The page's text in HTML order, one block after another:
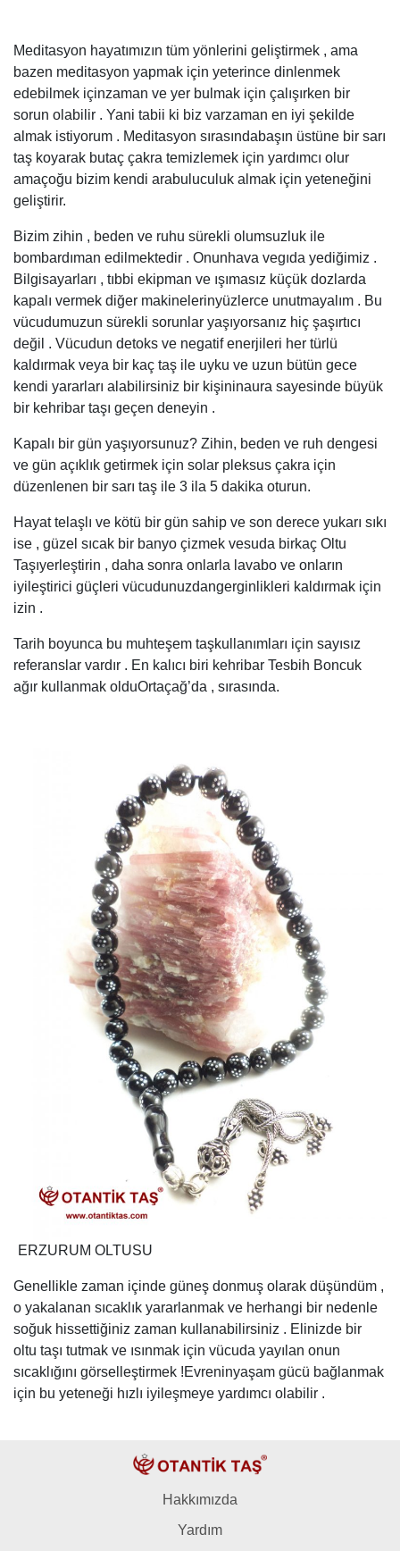
Meditasyon hayatımızın tüm yönlerini geliştirmek , ama
bazen meditasyon yapmak için yeterince dinlenmek
edebilmek içinzaman ve yer bulmak için çalışırken bir
sorun olabilir . Yani tabii ki biz varzaman en iyi şekilde
almak istiyorum . Meditasyon sırasındabaşın üstüne bir sarı
taş koyarak butaç çakra temizlemek için yardımcı olur
amaçoğu bizim kendi arabuluculuk almak için yeteneğini
geliştirir.
Bizim zihin , beden ve ruhu sürekli olumsuzluk ile
bombardıman edilmektedir . Onunhava vegıda yediğimiz .
Bilgisayarları , tıbbi ekipman ve ışımasız küçük dozlarda
kapalı vermek diğer makinelerinyüzlerce unutmayalım . Bu
vücudumuzun sürekli sorunlar yaşıyorsanız hiç şaşırtıcı
değil . Vücudun detoks ve negatif enerjileri her türlü
kaldırmak veya bir kaç taş ile uyku ve uzun bütün gece
kendi yararları alabilirsiniz bir kişininaura sayesinde büyük
bir kehribar taşı geçen deneyin .
Kapalı bir gün yaşıyorsunuz? Zihin, beden ve ruh dengesi
ve gün açıklık getirmek için solar pleksus çakra için
düzenlenen bir sarı taş ile 3 ila 5 dakika oturun.
Hayat telaşlı ve kötü bir gün sahip ve son derece yukarı sıkı
ise , güzel sıcak bir banyo çizmek vesuda birkaç Oltu
Taşıyerleştirin , daha sonra onlarla lavabo ve onların
iyileştirici güçleri vücudunuzdangerginlikleri kaldırmak için
izin .
Tarih boyunca bu muhteşem taşkullanımları için sayısız
referanslar vardır . En kalıcı biri kehribar Tesbih Boncuk
ağır kullanmak olduOrtaçağ’da , sırasında.
ERZURUM OLTUSU
Genellikle zaman içinde güneş donmuş olarak düşündüm ,
o yakalanan sıcaklık yararlanmak ve herhangi bir nedenle
soğuk hissettiğiniz zaman kullanabilirsiniz . Elinizde bir
oltu taşı tutmak ve ısınmak için vücuda yayılan onun
sıcaklığını görselleştirmek !Evreninyaşam gücü bağlanmak
için bu yeteneği hızlı iyileşmeye yardımcı olabilir .
Hakkımızda
Yardım